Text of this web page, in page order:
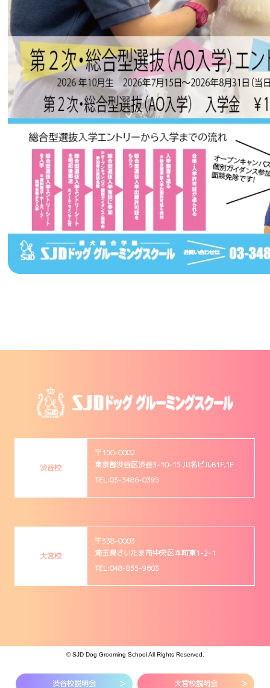
渋谷校
〒150-0002
東京都渋谷区渋谷3-10-15 川名ビルB1F,1F
TEL:03-3486-0395
大宮校
〒338-0003
埼玉県さいたま市中央区本町東1-2-1
TEL:048-855-9603
© SJD Dog Grooming School All Rights Reserved.
渋谷校説明会 大宮校説明会